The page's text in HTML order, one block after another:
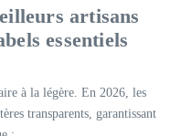
artisans
essentiels
à la légère. En 2026, les
transparents, garantissant